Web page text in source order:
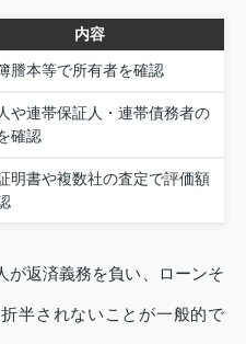
内容
謄本等で所有者を確認
や連帯保証人・連帯債務者の
確認
明書や複数社の査定で評価額
が返済義務を負い、ローンそ
半されないことが一般的で